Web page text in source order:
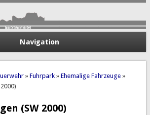
Navigation
» Fuhrpark» Ehemalige Fahrzeuge»
(SW 2000)